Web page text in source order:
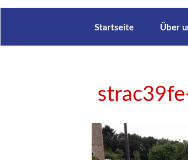
Startseite Über